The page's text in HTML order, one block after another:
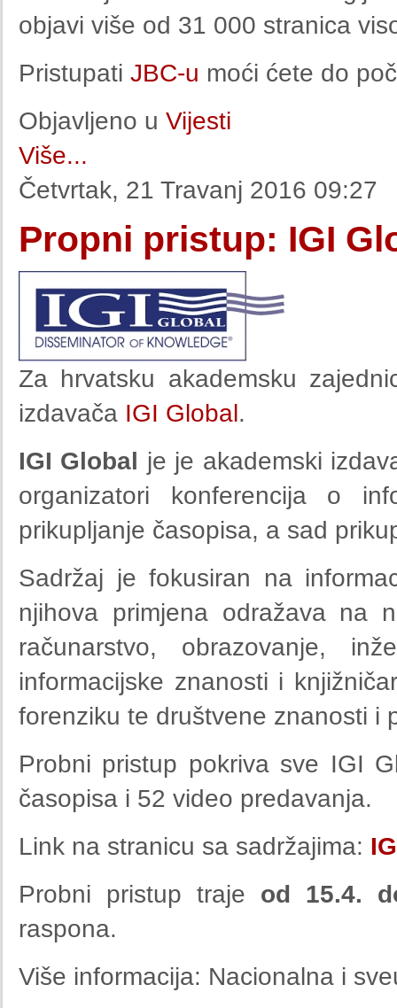
objavi više od 31 000 stranica
Pristupati JBC-u moći ćete do
Objavljeno u Vijesti
Više...
Četvrtak, 21 Travanj 2016 09:27
Propni pristup: IGI
Za hrvatsku akademsku
izdavača IGI Global.
IGI Global je je akademski
organizatori konferencija o
prikupljanje časopisa, a sad
Sadržaj je fokusiran na
njihova primjena odražava na
računarstvo, obrazovanje,
informacijske znanosti i
forenziku te društvene znanosti i
Probni pristup pokriva sve IGI
časopisa i 52 video predavanja.
Link na stranicu sa sadržajima:
Probni pristup traje od 15.4.
raspona.
Više informacija: Nacionalna i